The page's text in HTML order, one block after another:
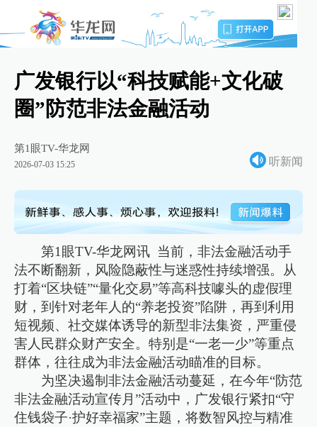
广发银行以“科技赋能+文化破
圈”防范非法金融活动
第1眼TV-华龙网
2026-07-03 15:25 听新闻
第1眼TV-华龙网讯 当前，非法金融活动手
法不断翻新，风险隐蔽性与迷惑性持续增强。从
打着“区块链”“量化交易”等高科技噱头的虚假理
财，到针对老年人的“养老投资”陷阱，再到利用
短视频、社交媒体诱导的新型非法集资，严重侵
害人民群众财产安全。特别是“一老一少”等重点
群体，往往成为非法金融活动瞄准的目标。
为坚决遏制非法金融活动蔓延，在今年“防范
非法金融活动宣传月”活动中，广发银行紧扣“守
住钱袋子·护好幸福家”主题，将数智风控与精准